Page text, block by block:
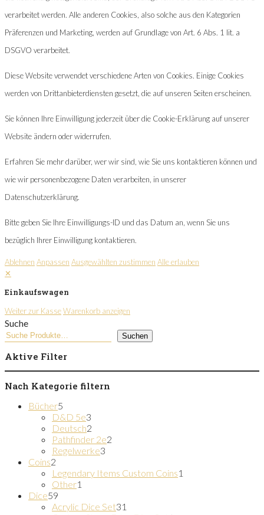
verarbeitet werden. Alle anderen Cookies, also solche aus den Kategorien
Präferenzen und Marketing, werden auf Grundlage von Art. 6 Abs. 1 lit. a
DSGVO verarbeitet.
Diese Website verwendet verschiedene Arten von Cookies. Einige Cookies
werden von Drittanbieterdiensten gesetzt, die auf unseren Seiten erscheinen.
Sie können Ihre Einwilligung jederzeit über die Cookie-Erklärung auf unserer
Website ändern oder widerrufen.
Erfahren Sie mehr darüber, wer wir sind, wie Sie uns kontaktieren können und
wie wir personenbezogene Daten verarbeiten, in unserer
Datenschutzerklärung.
Bitte geben Sie Ihre Einwilligungs-ID und das Datum an, wenn Sie uns
bezüglich Ihrer Einwilligung kontaktieren.
Ablehnen Anpassen Ausgewählten zustimmen Alle erlauben
✕
Einkaufswagen
Weiter zur KasseWarenkorb anzeigen
Suche
Suchen
Aktive Filter
Nach Kategorie filtern
Bücher5
Produkte
D&D 5e3
Produkte
Deutsch2
Produkte
Pathfinder 2e2
Regelwerke3
Coins2
Produkte
Legendary Items Custom Coins1
Other1
Dice59
Produkte
Acrylic Dice Set31